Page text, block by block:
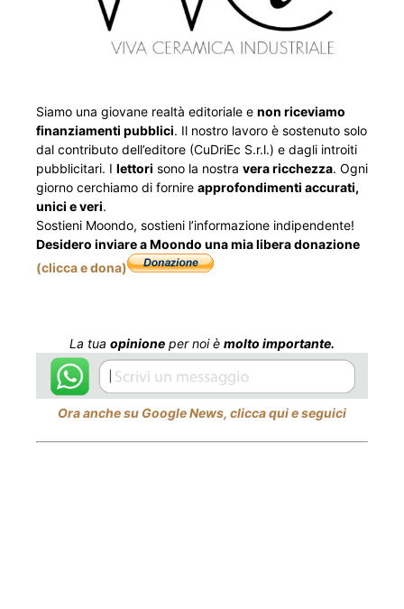
Siamo una giovane realtà editoriale e non riceviamo
finanziamenti pubblici. Il nostro lavoro è sostenuto solo
dal contributo dell’editore (CuDriEc S.r.l.) e dagli introiti
pubblicitari. I lettori sono la nostra vera ricchezza. Ogni
giorno cerchiamo di fornire approfondimenti accurati,
unici e veri.
Sostieni Moondo, sostieni l’informazione indipendente!
Desidero inviare a Moondo una mia libera donazione
(clicca e dona)
La tua opinione per noi è molto importante.
Ora anche su Google News, clicca qui e seguici